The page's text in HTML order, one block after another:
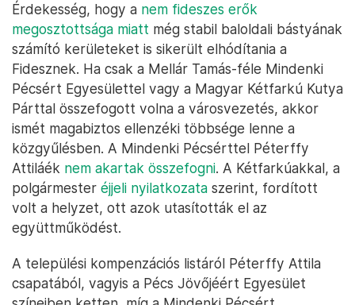
Érdekesség, hogy a nem fideszes erők
megosztottsága miatt még stabil baloldali bástyának
számító kerületeket is sikerült elhódítania a
Fidesznek. Ha csak a Mellár Tamás-féle Mindenki
Pécsért Egyesülettel vagy a Magyar Kétfarkú Kutya
Párttal összefogott volna a városvezetés, akkor
ismét magabiztos ellenzéki többsége lenne a
közgyűlésben. A Mindenki Pécsérttel Péterffy
Attiláék nem akartak összefogni. A Kétfarkúakkal, a
polgármester éjjeli nyilatkozata szerint, fordított
volt a helyzet, ott azok utasították el az
együttműködést.
A települési kompenzációs listáról Péterffy Attila
csapatából, vagyis a Pécs Jövőjéért Egyesület